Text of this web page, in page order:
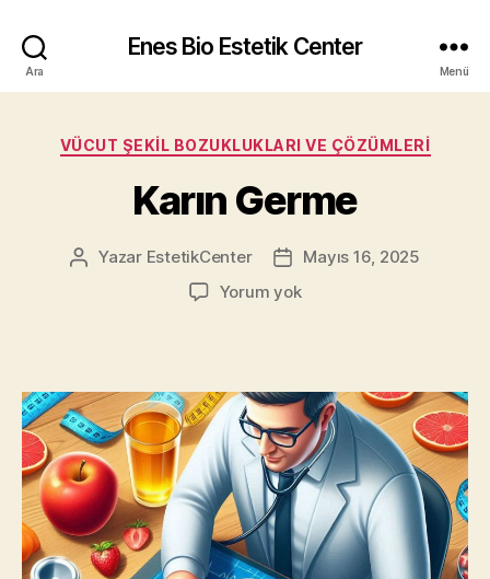
Ara
Enes Bio Estetik Center
Menü
Kategoriler
VÜCUT ŞEKIL BOZUKLUKLARI VE ÇÖZÜMLERI
Karın Germe
Yazının
Yazar EstetikCenter
Yazı
tarihi
Mayıs 16, 2025
Yorum yokKarın